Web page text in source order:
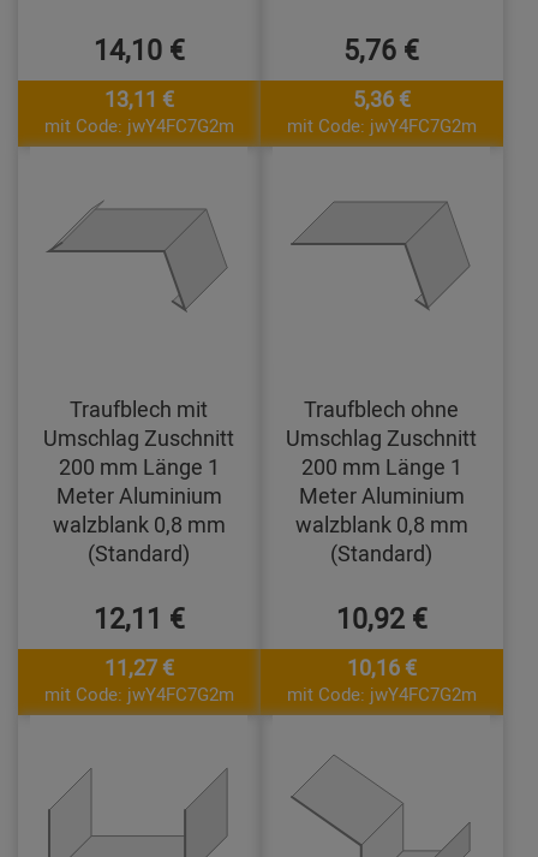
14,10 €
13,11 €
mit Code: jwY4FC7G2m
5,76 €
5,36 €
mit Code: jwY4FC7G2m
Traufblech mit
Umschlag Zuschnitt
200 mm Länge 1
Meter Aluminium
walzblank 0,8 mm
(Standard)
12,11 €
11,27 €
mit Code: jwY4FC7G2m
Traufblech ohne
Umschlag Zuschnitt
200 mm Länge 1
Meter Aluminium
walzblank 0,8 mm
(Standard)
10,92 €
10,16 €
mit Code: jwY4FC7G2m